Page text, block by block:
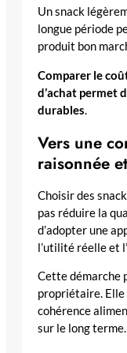
Un snack
longue période
produit bon
Comparer le
d’achat permet
durables.
Vers une
raisonnée
Choisir des
pas réduire la
d’adopter une
l’utilité réelle et
Cette démarche
propriétaire. Elle
cohérence
sur le long terme.